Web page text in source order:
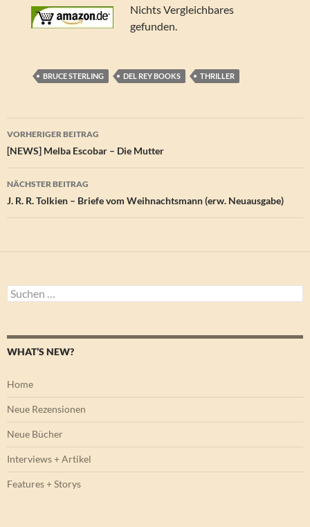
Nichts Vergleichbares
gefunden.
BRUCE STERLING DEL REY BOOKS THRILLER
Beitragsnavigation
VORHERIGER BEITRAG
[NEWS] Melba Escobar – Die Mutter
NÄCHSTER BEITRAG
J. R. R. Tolkien – Briefe vom Weihnachtsmann (erw. Neuausgabe)
Suchen
nach:
WHAT’S NEW?
Home
Neue Rezensionen
Neue Bücher
Interviews + Artikel
Features + Storys